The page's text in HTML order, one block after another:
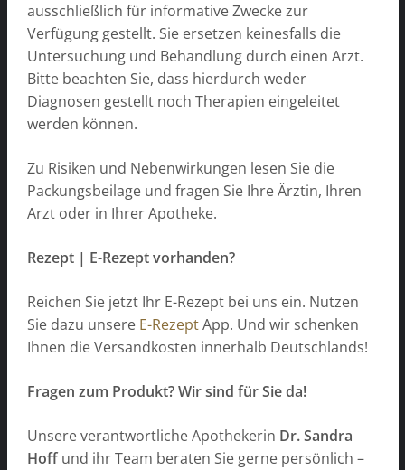
ausschließlich für informative Zwecke zur
Verfügung gestellt. Sie ersetzen keinesfalls die
Untersuchung und Behandlung durch einen Arzt.
Bitte beachten Sie, dass hierdurch weder
Diagnosen gestellt noch Therapien eingeleitet
werden können.
Zu Risiken und Nebenwirkungen lesen Sie die
Packungsbeilage und fragen Sie Ihre Ärztin, Ihren
Arzt oder in Ihrer Apotheke.
Rezept | E-Rezept vorhanden?
Reichen Sie jetzt Ihr E-Rezept bei uns ein. Nutzen
Sie dazu unsere E-RezeptApp. Und wir schenken
Ihnen die Versandkosten innerhalb Deutschlands!
Fragen zum Produkt? Wir sind für Sie da!
Unsere verantwortliche Apothekerin Dr. Sandra
Hoffund ihr Team beraten Sie gerne persönlich –